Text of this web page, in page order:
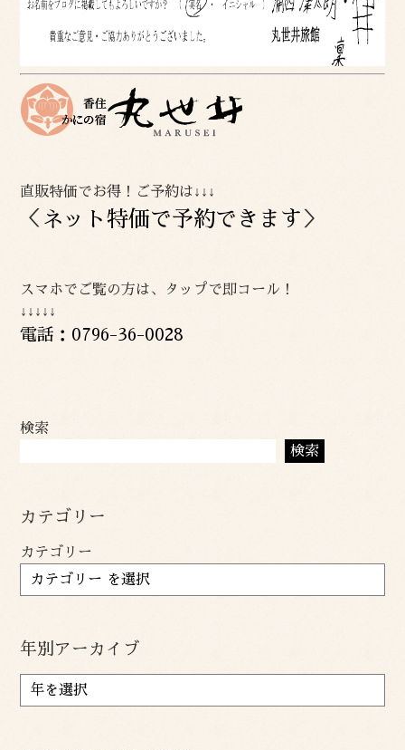
直販特価でお得！ご予約は↓↓↓
＜ ネット特価で予約できます ＞
スマホでご覧の方は、タップで即コール！
↓↓↓↓↓
電話：0796-36-0028
検索
検索
カテゴリー
カテゴリー
年別アーカイブ
ア
ー